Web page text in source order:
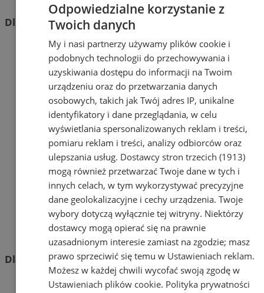
Dla mieszkańców
Dowody osobiste
Komunikacja – prawo jazdy i dowód rejestracyjny
Małżeństwa, narodziny, zgony, zmiana imion i
nazwisk
Meldunki
Geodezja, mapy
Gospodarka nieruchomościami
Mieszkania, lokale użytkowe
Oświata i Edukacja
Pomoc społeczna
Zdrowie
Gospodarka komunalna
Podatki i opłaty lokalne
Sprawy budowlane, zagospodarowanie
przestrzenne
Sprawy obywatelskie i wojskowe
Dla przedsiębiorców
Działalność gospodarcza
Odpowiedzialne korzystanie z
Twoich danych
My i nasi partnerzy używamy plików cookie i
podobnych technologii do przechowywania i
uzyskiwania dostępu do informacji na Twoim
urządzeniu oraz do przetwarzania danych
osobowych, takich jak Twój adres IP, unikalne
identyfikatory i dane przeglądania, w celu
wyświetlania spersonalizowanych reklam i treści,
pomiaru reklam i treści, analizy odbiorców oraz
ulepszania usług. Dostawcy stron trzecich (1913)
mogą również przetwarzać Twoje dane w tych i
innych celach, w tym wykorzystywać precyzyjne
dane geolokalizacyjne i cechy urządzenia. Twoje
wybory dotyczą wyłącznie tej witryny. Niektórzy
dostawcy mogą opierać się na prawnie
uzasadnionym interesie zamiast na zgodzie; masz
prawo sprzeciwić się temu w Ustawieniach reklam.
Możesz w każdej chwili wycofać swoją zgodę w
Ustawieniach plików cookie. Polityka prywatności